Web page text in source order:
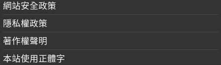
網站安全政策
隱私權政策
著作權聲明
本站使用正體字